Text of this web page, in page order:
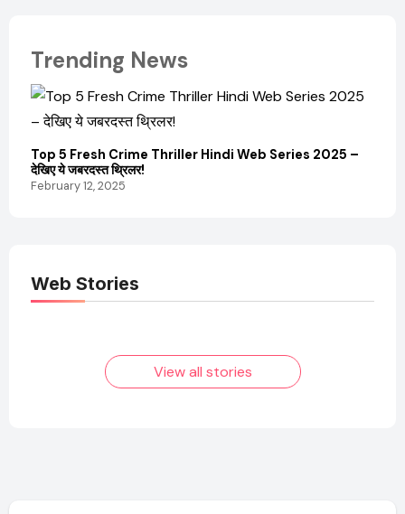
Trending News
Top 5 Fresh Crime Thriller Hindi Web Series 2025 –
देखिए ये जबरदस्त थ्रिलर!
February 12, 2025
Web Stories
Elvish Yadav: एक
आम लड़के से यूट्यूबर
फिल्मों का जादू और उनका
View all stories